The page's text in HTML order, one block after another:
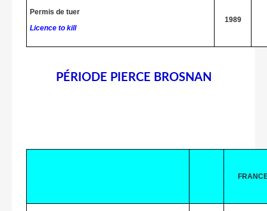
Permis de tuer
Licence to kill
1989
PÉRIODE PIERCE BROSNAN